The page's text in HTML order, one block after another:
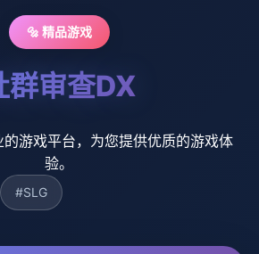
🔩 精品游戏
群审查DX
游戏平台，为您提供优质的游戏体
验。
#SLG